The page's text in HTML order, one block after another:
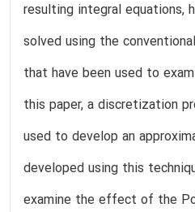
resulting integral equations,
solved using the
that have been used to
this paper, a discretization
used to develop an
developed using this
examine the effect of the